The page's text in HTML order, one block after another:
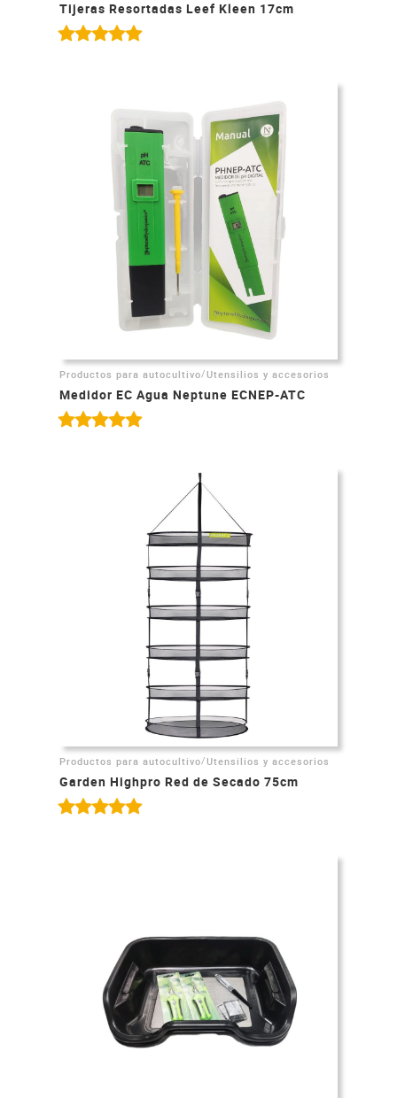
Tijeras Resortadas Leef Kleen 17cm
Productos para autocultivo/Utensilios y accesorios
Medidor EC Agua Neptune ECNEP-ATC
Productos para autocultivo/Utensilios y accesorios
Garden Highpro Red de Secado 75cm